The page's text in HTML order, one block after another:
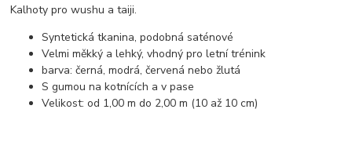
Kalhoty pro wushu a taiji.
Syntetická tkanina, podobná saténové
Velmi měkký a lehký, vhodný pro letní trénink
barva: černá, modrá, červená nebo žlutá
S gumou na kotnících a v pase
Velikost: od 1,00 m do 2,00 m (10 až 10 cm)